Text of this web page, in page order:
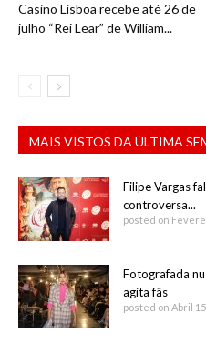
Casino Lisboa recebe até 26 de
julho “Rei Lear” de William...
MAIS VISTOS DA ÚLTIMA
Filipe Vargas
controversa...
posted on
Fotografada
agita fãs
posted on Abril